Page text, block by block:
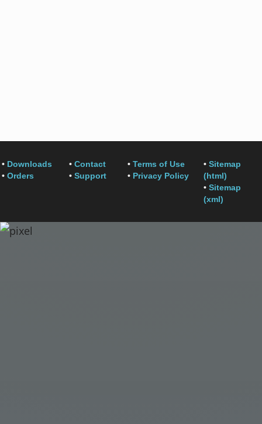
• Downloads
• Orders
• Contact
• Support
• Terms of Use
• Privacy Policy
• Sitemap
(html)
• Sitemap
(xml)